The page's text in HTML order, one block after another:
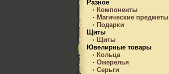
Разное
· Компоненты
· Магические предметы
· Подарки
Щиты
· Щиты
Ювелирные товары
· Кольца
· Ожерелья
· Серьги